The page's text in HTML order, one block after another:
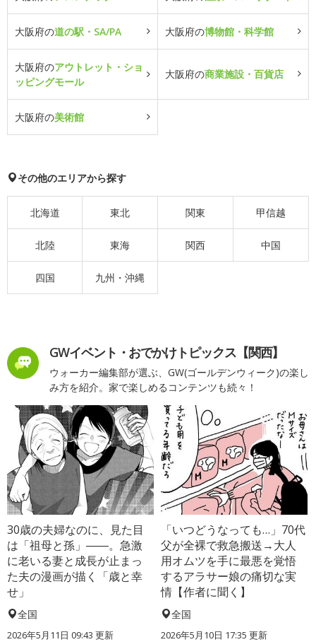
大阪府の道の駅・SA/PA 大阪府の博物館・科学館
大阪府のアウトレット・ショ
ッピングモール
大阪府の商業施設・百貨店
大阪府の美術館
その他のエリアから探す
北海道 東北 関東 甲信越
北陸 東海 関西 中国
四国 九州・沖縄
GWイベント・おでかけトピックス【関西】
ウォーカー編集部が選ぶ、GW(ゴールデンウィーク)の楽し
み方を紹介。家で楽しめるコンテンツも続々！
30歳の夫婦なのに、見た目
は「祖母と孫」――。急激
に老いる妻と成長が止まっ
た夫の漫画が描く「歳と幸
せ」
全国
2026年5月11日 09:43 更新
「いつどうなっても…」70代
父が全裸で救急搬送→大人
用オムツを手に最悪を覚悟
するアラサー娘の痛切な実
情【作者に聞く】
全国
2026年5月10日 17:35 更新